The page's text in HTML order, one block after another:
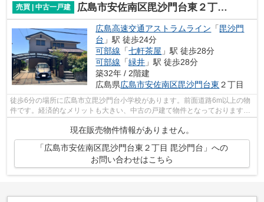
売買 | 中古一戸建 広島市安佐南区毘沙門台東２丁目 毘沙門台
広島高速交通アストラムライン 「毘沙門
台 」駅 徒歩24分
可部線 「七軒茶屋 」駅 徒歩28分
可部線 「緑井 」駅 徒歩28分
築32年 / 2階建
広島県広島市安佐南区毘沙門台東 ２丁目
徒歩6分の場所に広島市立毘沙門台小学校があります。前面道路6m以上の物
件です。経済的なメリットも大きい、中古の戸建て物件となっております。
現在販売物件情報がありません。
「広島市安佐南区毘沙門台東２丁目 毘沙門台」への
お問い合わせはこちら